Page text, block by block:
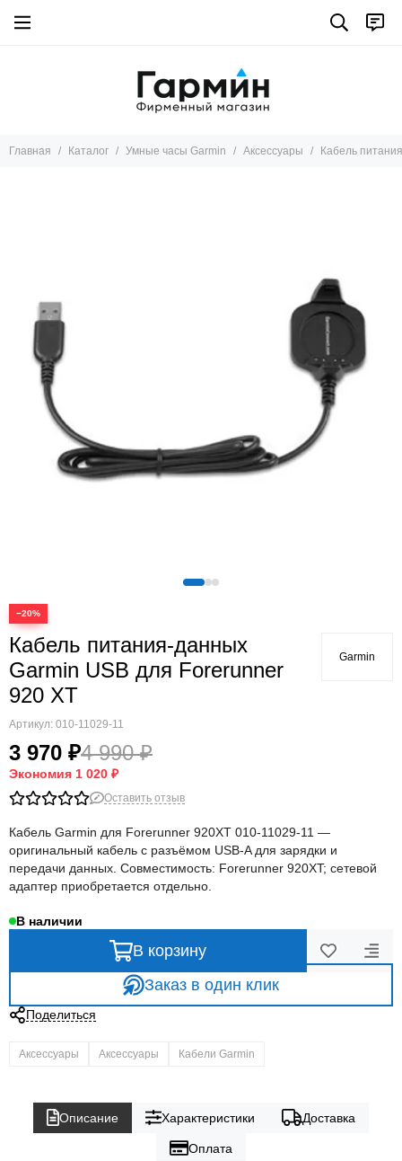
D2™
Forerunner
Tactix 7
Venu X1
Venu
Quatix
Vivosmart
Главная Каталог Умные часы Garmin Аксессуары Кабель
−20%
Кабель питания-данных
Garmin USB для Forerunner
920 XT
Артикул: 010-11029-11
3 970 ₽4 990 ₽
Экономия 1 020 ₽
Garmin
Оставить отзыв
Кабель Garmin для Forerunner 920XT 010-11029-11 —
оригинальный кабель с разъёмом USB-A для зарядки и
передачи данных. Совместимость: Forerunner 920XT; сетевой
адаптер приобретается отдельно.
В наличии
В корзину
Заказ в один клик
Поделиться
Аксессуары Аксессуары Кабели Garmin
Описание Характеристики Доставка
Оплата